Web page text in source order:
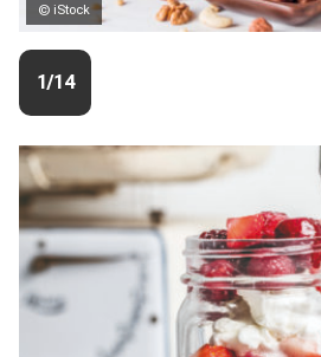
© iStock
1/14